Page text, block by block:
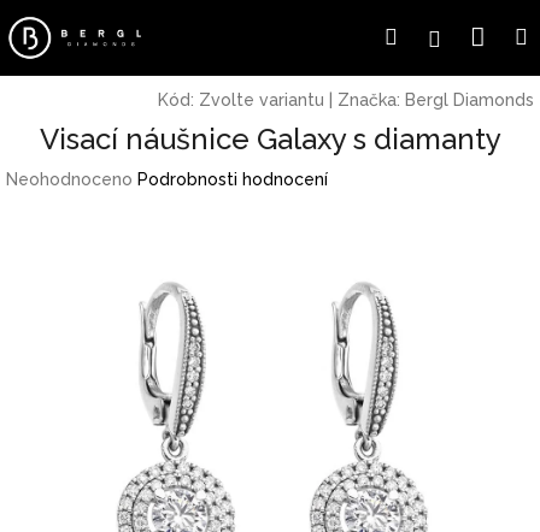
na
obsah
HledatPřihlášení
Kód: Zvolte variantu Značka: Bergl Diamonds
Visací náušnice Galaxy s diamanty
Průměrné
Neohodnoceno Podrobnosti hodnocení